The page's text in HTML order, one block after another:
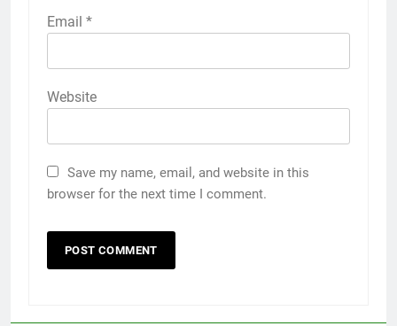
Email *
Website
Save my name, email, and website in this
browser for the next time I comment.